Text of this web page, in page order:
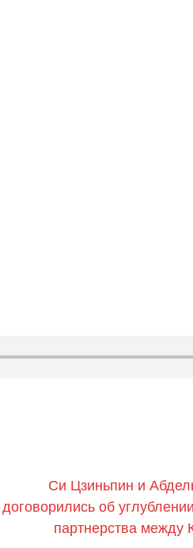
Си Цзиньпин и
договорились об
партнерства между